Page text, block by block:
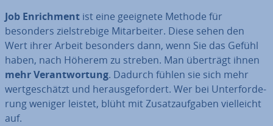
Job En­rich­ment ist eine geeignete Methode für
besonders ziel­stre­bi­ge Mit­ar­bei­ter. Diese sehen den
Wert ihrer Arbeit besonders dann, wenn Sie das Gefühl
haben, nach Höherem zu streben. Man überträgt ihnen
mehr Ver­ant­wor­tung. Dadurch fühlen sie sich mehr
wert­ge­schätzt und her­aus­ge­for­dert. Wer bei Un­ter­for­de­
rung weniger leistet, blüht mit Zu­satz­auf­ga­ben viel­leicht
auf.